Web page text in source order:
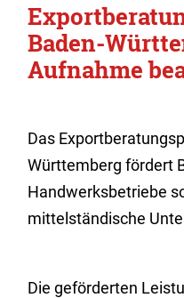
Baden-
Aufnahme
Das
Württemberg fördert
Handwerksbetriebe
mittelständische
Die geförderten